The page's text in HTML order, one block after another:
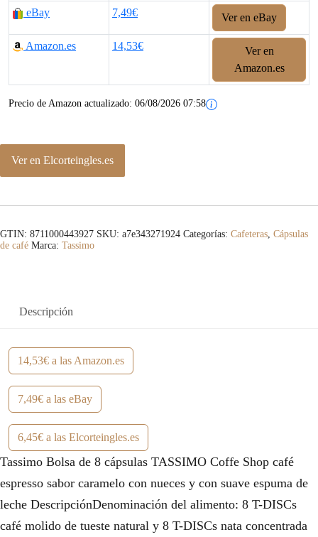
eBay 7,49€ Ver en eBay
Amazon.es 14,53€
Ver en
Amazon.es
Precio de Amazon actualizado: 06/08/2026 07:58
Ver en Elcorteingles.es
GTIN: 8711000443927 SKU: a7e343271924 Categorías: Cafeteras, Cápsulas
de café Marca: Tassimo
Descripción
14,53€ a las Amazon.es
7,49€ a las eBay
6,45€ a las Elcorteingles.es
Tassimo Bolsa de 8 cápsulas TASSIMO Coffe Shop café
espresso sabor caramelo con nueces y con suave espuma de
leche DescripciónDenominación del alimento: 8 T-DISCs
café molido de tueste natural y 8 T-DISCs nata concentrada